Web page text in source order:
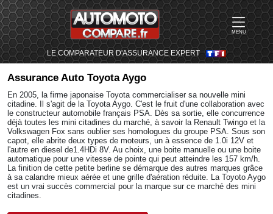
MENU
LE COMPARATEUR D'ASSURANCE EXPERT
Assurance Auto Toyota Aygo
En 2005, la firme japonaise Toyota commercialiser sa nouvelle mini
citadine. Il s'agit de la Toyota Aygo. C'est le fruit d'une collaboration avec
le constructeur automobile français PSA. Dès sa sortie, elle concurrence
déjà toutes les mini citadines du marché, à savoir la Renault Twingo et la
Volkswagen Fox sans oublier ses homologues du groupe PSA. Sous son
capot, elle abrite deux types de moteurs, un à essence de 1.0i 12V et
l'autre en diesel de1.4HDi 8V. Au choix, une boite manuelle ou une boite
automatique pour une vitesse de pointe qui peut atteindre les 157 km/h.
La finition de cette petite berline se démarque des autres marques grâce
à sa calandre mieux aérée et une grille d'aération réduite. La Toyoto Aygo
est un vrai succès commercial pour la marque sur ce marché des mini
citadines.